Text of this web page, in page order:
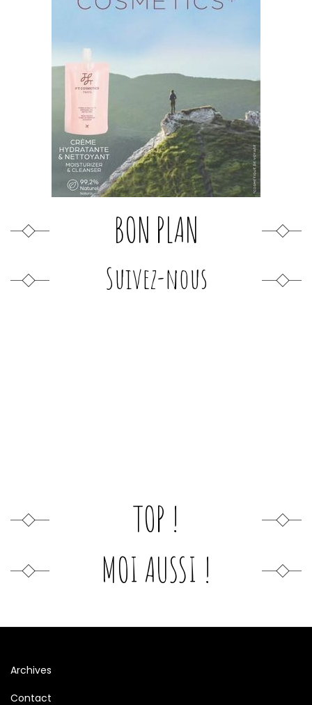
BON PLAN
Suivez-nous
TOP !
MOI AUSSI !
Archives
Contact